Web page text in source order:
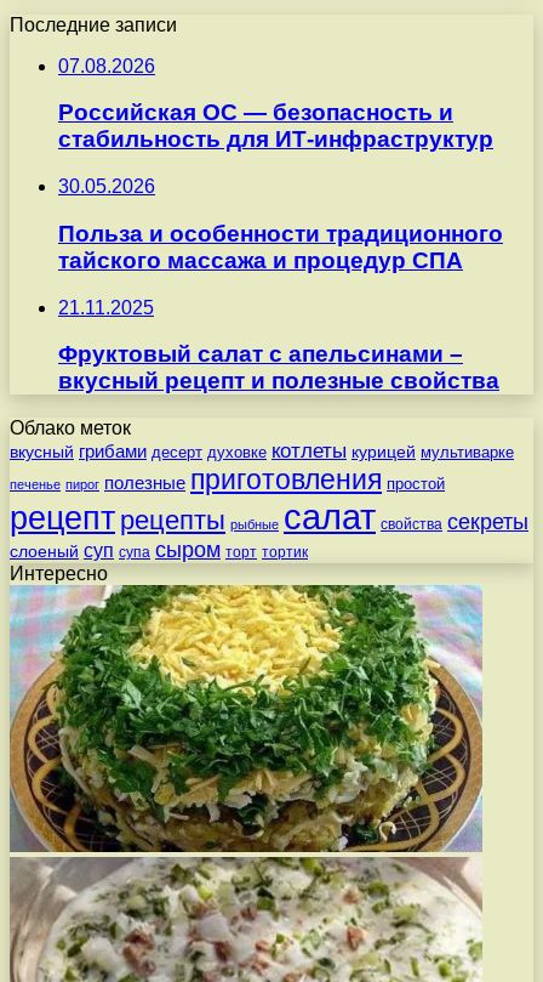
Последние записи
07.08.2026
Российская ОС — безопасность и
стабильность для ИТ-инфраструктур
30.05.2026
Польза и особенности традиционного
тайского массажа и процедур СПА
21.11.2025
Фруктовый салат с апельсинами –
вкусный рецепт и полезные свойства
Облако меток
вкусный грибами десерт духовке котлеты курицей мультиварке
печенье пирог полезные приготовления простой
рецепт рецепты рыбные салат свойства секреты
слоеный суп супа сыром торт тортик
Интересно